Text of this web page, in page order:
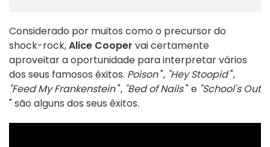
Considerado por muitos como o precursor do
shock-rock,Alice Cooper vai certamente
aproveitar a oportunidade para interpretar vários
dos seus famosos êxitos. Poison", "Hey Stoopid",
"Feed My Frankenstein", "Bed of Nails" e "School's Out
" são alguns dos seus êxitos.